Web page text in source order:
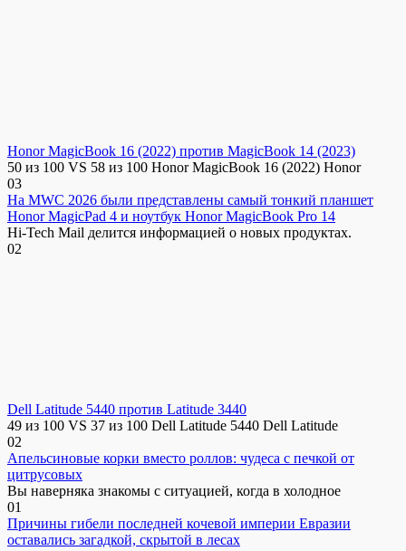
Honor MagicBook 16 (2022) против MagicBook 14 (2023)
50 из 100 VS 58 из 100 Honor MagicBook 16 (2022) Honor
03
На MWC 2026 были представлены самый тонкий планшет
Honor MagicPad 4 и ноутбук Honor MagicBook Pro 14
Hi-Tech Mail делится информацией о новых продуктах.
02
Dell Latitude 5440 против Latitude 3440
49 из 100 VS 37 из 100 Dell Latitude 5440 Dell Latitude
02
Апельсиновые корки вместо роллов: чудеса с печкой от
цитрусовых
Вы наверняка знакомы с ситуацией, когда в холодное
01
Причины гибели последней кочевой империи Евразии
оставались загадкой, скрытой в лесах